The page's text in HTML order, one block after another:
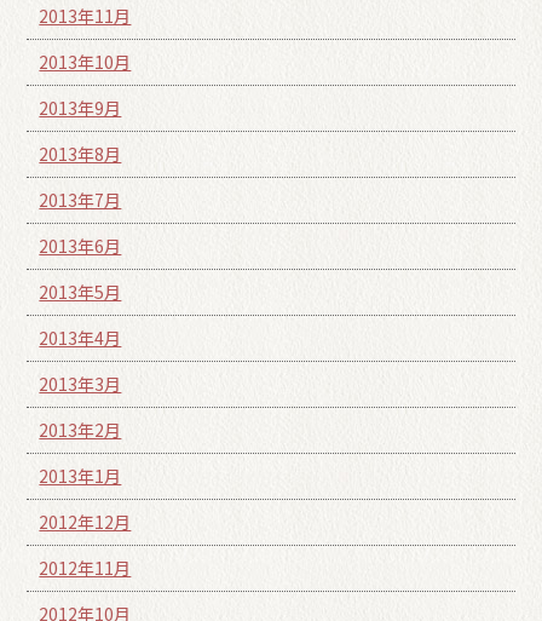
2013年11月
2013年10月
2013年9月
2013年8月
2013年7月
2013年6月
2013年5月
2013年4月
2013年3月
2013年2月
2013年1月
2012年12月
2012年11月
2012年10月